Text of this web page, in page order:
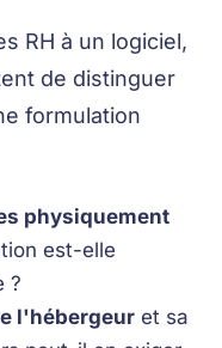
RH à un logiciel,
de distinguer
formulation
physiquement
est-elle
?
l'hébergeur et sa